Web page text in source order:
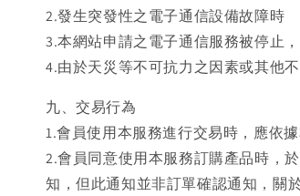
2.發生突發性之電子通信設備故障時
3.本網站申請之電子通信服務被停止
4.由於天災等不可抗力之因素或其他
九、交易行為
1.會員使用本服務進行交易時，應依
2.會員同意使用本服務訂購產品時，
知，但此通知並非訂單確認通知，關